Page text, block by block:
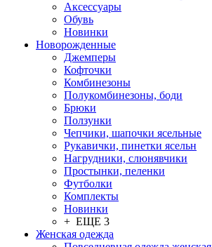
Аксессуары
Обувь
Новинки
Новорожденные
Джемперы
Кофточки
Комбинезоны
Полукомбинезоны, боди
Брюки
Ползунки
Чепчики, шапочки ясельные
Рукавички, пинетки ясельн
Нагрудники, слюнявчики
Простынки, пеленки
Футболки
Комплекты
Новинки
+ ЕЩЕ 3
Женская одежда